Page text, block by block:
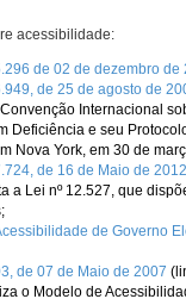
acessibilidade:
de 02 de dezembro de
de 25 de agosto de
Internacional
Deficiência e seu
Nova York, em 30 de
de 16 de Maio de 2012
a Lei nº 12.527, que
de Governo
de 07 de Maio de 2007
o Modelo de